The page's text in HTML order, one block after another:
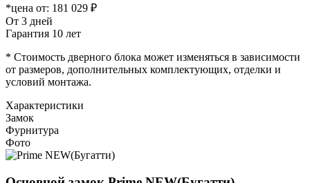
*цена от: 181 029 ₽
От 3 дней
Гарантия 10 лет
* Стоимость дверного блока может изменяться в зависимости
от размеров, дополнительных комплектующих, отделки и
условий монтажа.
Характеристики
Замок
Фурнитура
Фото